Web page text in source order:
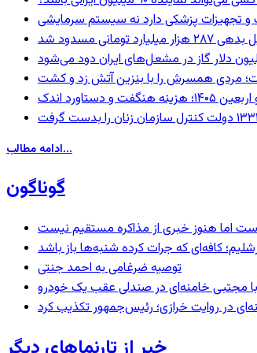
و تجهیزات پزشکی دارد نه سیستم سرمایشی
مسدود شد
دلار گاز در مشعل‌های ایران دود می‌شود
مردی همسرش را با بنزین آتش زد و کشت
و دستاورد اندک
ادامه مطالب...
گوناگون
اما هنوز خبری از مذاکره مستقیم نیست
کافه‌ای که جرات کرده شنبه‌ها باز باشد
توصیه ضرغامی به احمد جنتی
با مجتبی خامنه‌ای در صندلی عقب یک خودرو